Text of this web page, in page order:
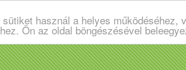
sütiket használ a helyes
Ön az oldal böngészésével